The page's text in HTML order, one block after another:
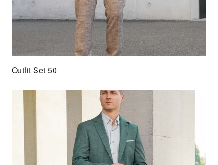
Outfit Set 50